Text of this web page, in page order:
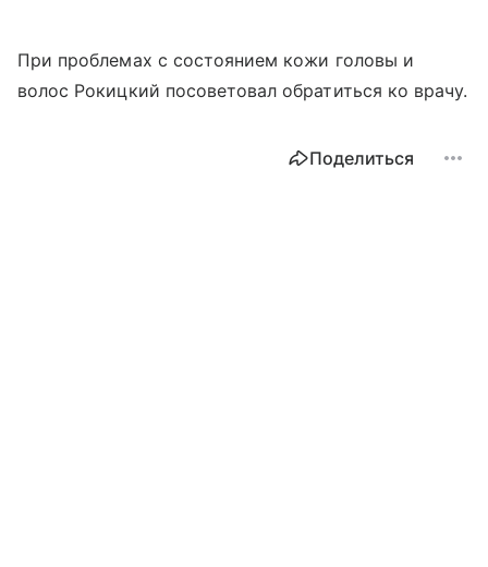
При проблемах с состоянием кожи головы и
волос Рокицкий посоветовал обратиться ко врачу.
Поделиться